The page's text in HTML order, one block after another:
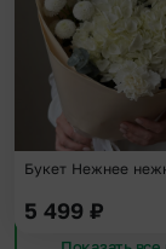
Букет Нежнее
5 499 ₽